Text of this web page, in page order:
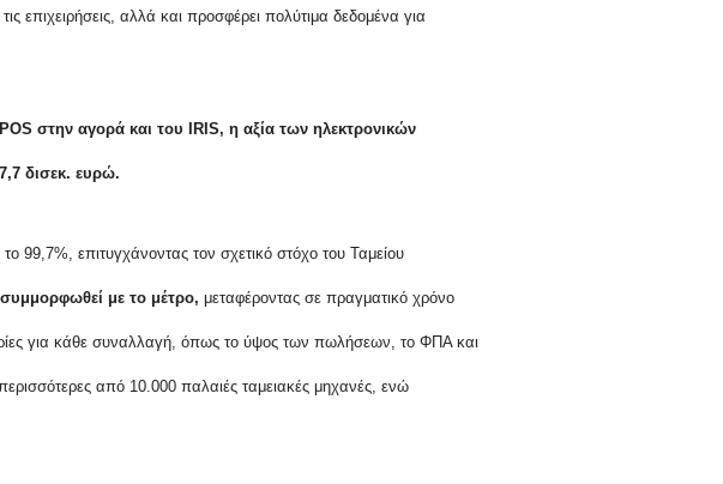
επιχειρήσεις, αλλά και προσφέρει πολύτιμα δεδομένα για
στην αγορά και του IRIS, η αξία των ηλεκτρονικών
δισεκ. ευρώ.
99,7%, επιτυγχάνοντας τον σχετικό στόχο του Ταμείου
με το μέτρο, μεταφέροντας σε πραγματικό χρόνο
για κάθε συναλλαγή, όπως το ύψος των πωλήσεων, το ΦΠΑ και
από 10.000 παλαιές ταμειακές μηχανές, ενώ